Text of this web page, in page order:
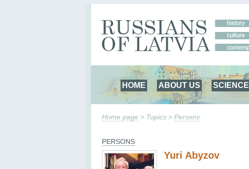
HOME ABOUT US SCIENCE
Home page > Topics > Persons
PERSONS
Yuri Abyzov